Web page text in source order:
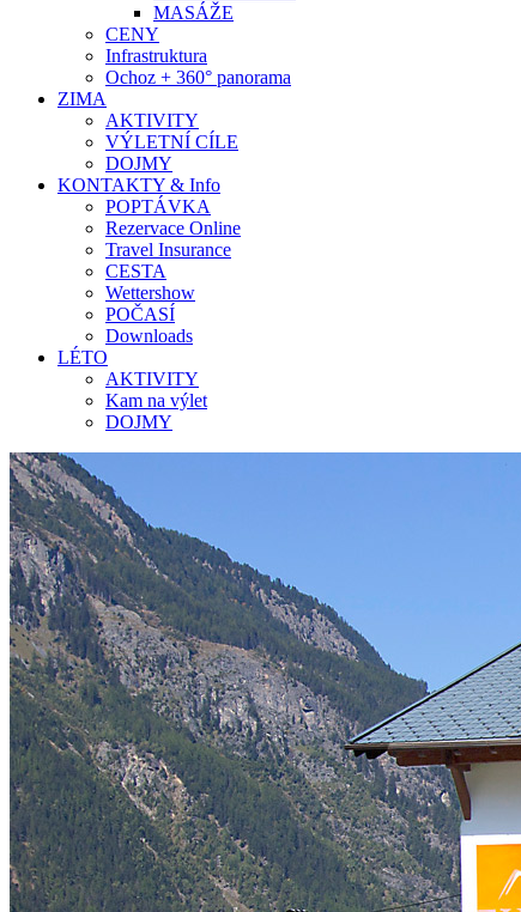
MASÁŽE
CENY
Infrastruktura
Ochoz + 360° panorama
ZIMA
AKTIVITY
VÝLETNÍ CÍLE
DOJMY
KONTAKTY & Info
POPTÁVKA
Rezervace Online
Travel Insurance
CESTA
Wettershow
POČASÍ
Downloads
LÉTO
AKTIVITY
Kam na výlet
DOJMY